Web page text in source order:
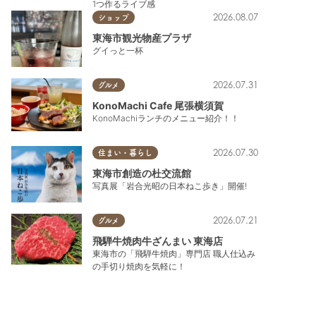
1つ作るライブ感
ショップ 2026.08.07
東海市観光物産プラザ
グイっと一杯
グルメ 2026.07.31
KonoMachi Cafe 尾張横須賀
KonoMachiランチのメニュー紹介！！
住まい・暮らし 2026.07.30
東海市創造の杜交流館
写真展「岩合光昭の日本ねこ歩き」開催!
グルメ 2026.07.21
飛騨牛焼肉牛ざんまい 東海店
東海市の「飛騨牛焼肉」専門店 職人仕込み
の手切り焼肉を気軽に！